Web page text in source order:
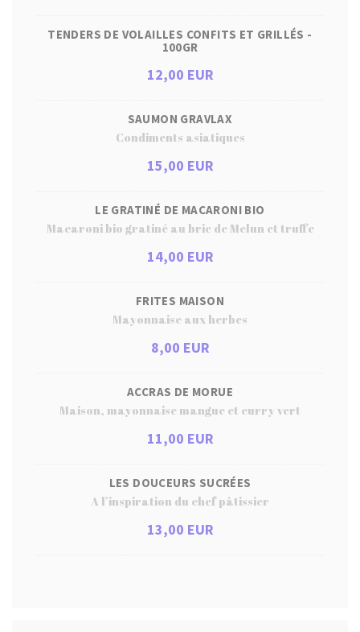
TENDERS DE VOLAILLES CONFITS ET GRILLÉS -
100GR
12,00 EUR
SAUMON GRAVLAX
Condiments asiatiques
15,00 EUR
LE GRATINÉ DE MACARONI BIO
Macaroni bio gratiné au brie de Melun et truffe
14,00 EUR
FRITES MAISON
Mayonnaise aux herbes
8,00 EUR
ACCRAS DE MORUE
Maison, mayonnaise mangue et curry vert
11,00 EUR
LES DOUCEURS SUCRÉES
A l’inspiration du chef pâtissier
13,00 EUR